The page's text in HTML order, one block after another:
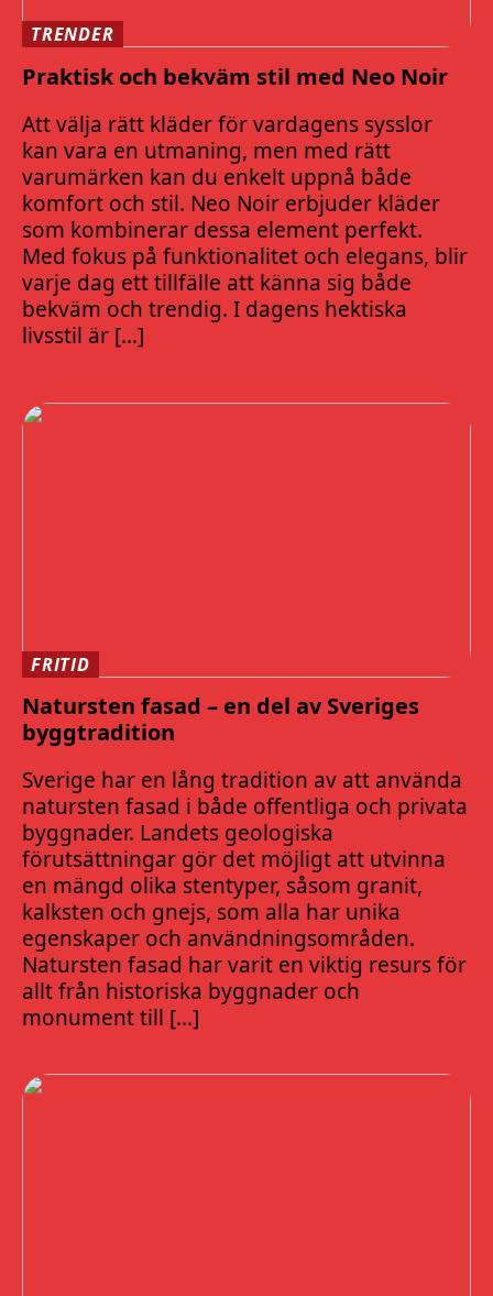
TRENDER
Praktisk och bekväm stil med Neo Noir
Att välja rätt kläder för vardagens sysslor
kan vara en utmaning, men med rätt
varumärken kan du enkelt uppnå både
komfort och stil. Neo Noir erbjuder kläder
som kombinerar dessa element perfekt.
Med fokus på funktionalitet och elegans, blir
varje dag ett tillfälle att känna sig både
bekväm och trendig. I dagens hektiska
livsstil är […]
FRITID
Natursten fasad – en del av Sveriges
byggtradition
Sverige har en lång tradition av att använda
natursten fasad i både offentliga och privata
byggnader. Landets geologiska
förutsättningar gör det möjligt att utvinna
en mängd olika stentyper, såsom granit,
kalksten och gnejs, som alla har unika
egenskaper och användningsområden.
Natursten fasad har varit en viktig resurs för
allt från historiska byggnader och
monument till […]